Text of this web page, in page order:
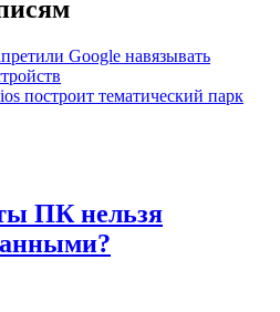
Google навязывать
построит тематический парк
ПК нельзя